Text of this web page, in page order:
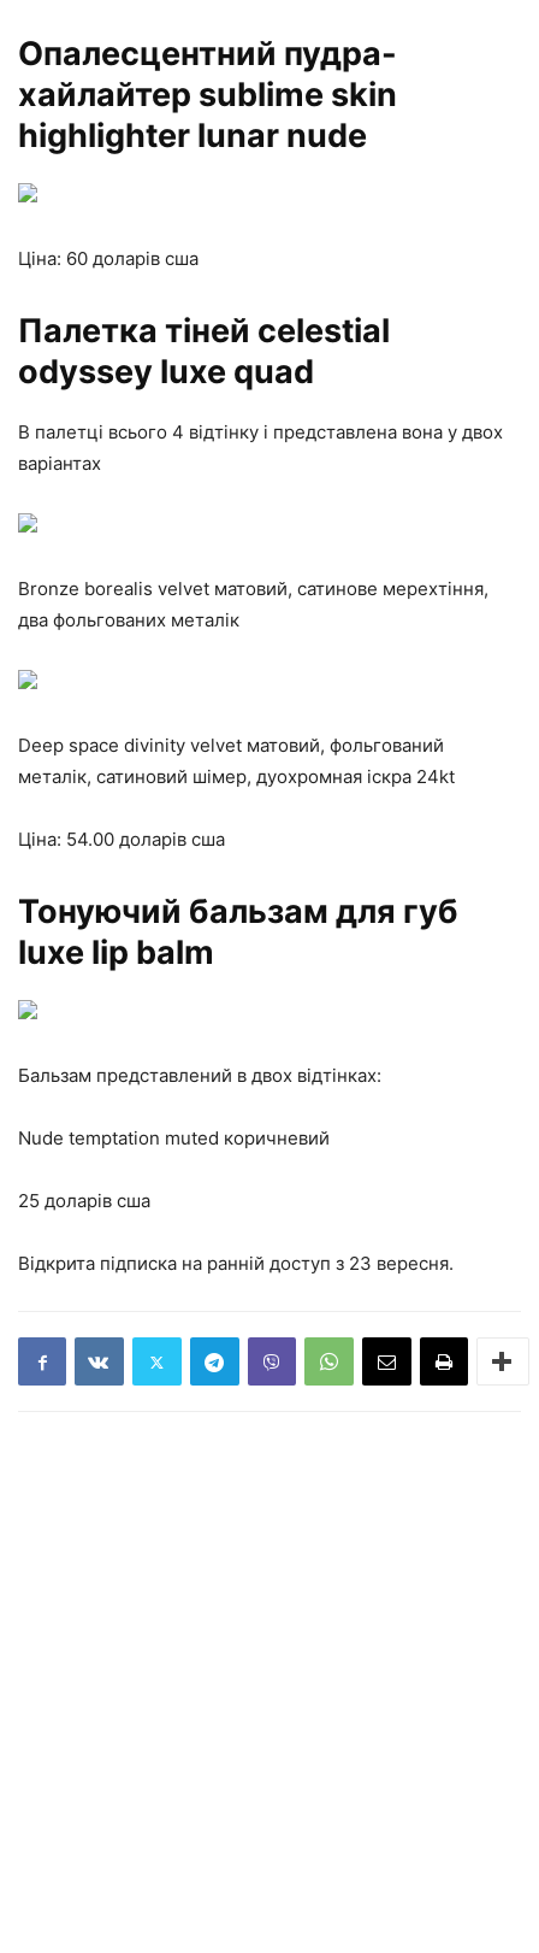
Опалесцентний пудра-
хайлайтер sublime skin
highlighter lunar nude
Ціна: 60 доларів сша
Палетка тіней celestial
odyssey luxe quad
В палетці всього 4 відтінку і представлена вона у двох
варіантах
Bronze borealis velvet матовий, сатинове мерехтіння,
два фольгованих металік
Deep space divinity velvet матовий, фольгований
металік, сатиновий шімер, дуохромная іскра 24kt
Ціна: 54.00 доларів сша
Тонуючий бальзам для губ
luxe lip balm
Бальзам представлений в двох відтінках:
Nude temptation muted коричневий
25 доларів сша
Відкрита підписка на ранній доступ з 23 вересня.